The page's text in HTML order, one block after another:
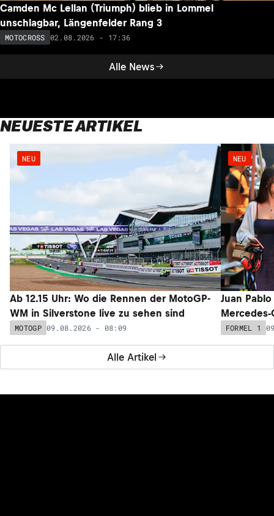
Alle News
Camden Mc Lellan (Triumph) blieb in Lommel
unschlagbar, Längenfelder Rang 3
MOTOCROSS 02.08.2026 - 17:36
NEUESTE ARTIKEL
Alle Artikel
NEU
Ab 12.15 Uhr: Wo die Rennen der MotoGP-
WM in Silverstone live zu sehen sind
MOTOGP 09.08.2026 - 08:09
NEU
Juan
FORMEL 1